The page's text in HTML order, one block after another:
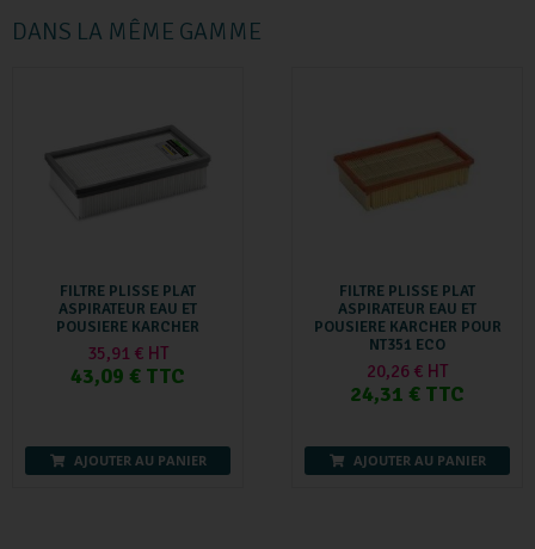
DANS LA MÊME GAMME
FILTRE PLISSE PLAT
ASPIRATEUR EAU ET
POUSIERE KARCHER
35,91 € HT
43,09 € TTC
AJOUTER AU PANIER
FILTRE PLISSE PLAT
ASPIRATEUR EAU ET
POUSIERE KARCHER POUR
NT351 ECO
20,26 € HT
24,31 € TTC
AJOUTER AU PANIER